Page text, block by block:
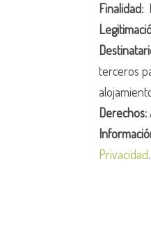
Finalidad:
terceros
Derechos:
Privacidad.